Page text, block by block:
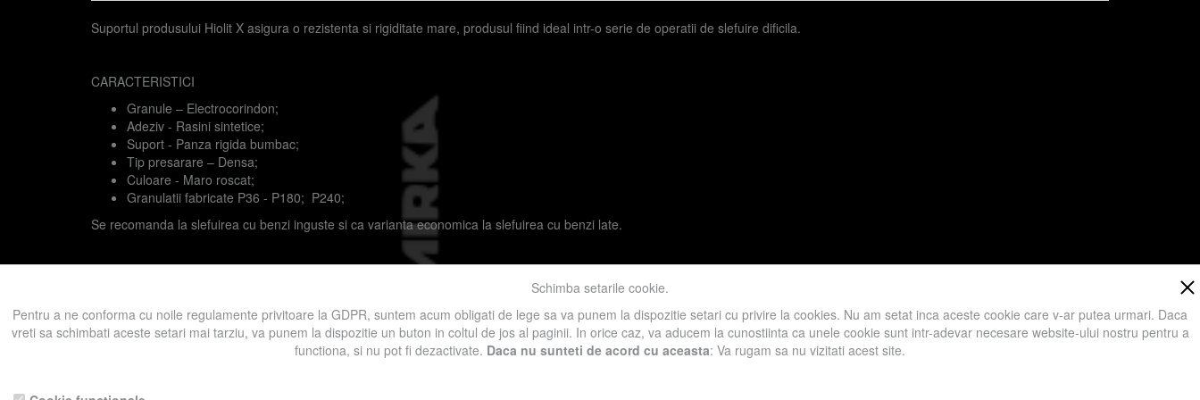
Suportul produsului Hiolit X asigura o rezistenta si rigiditate mare, produsul fiind ideal intr-o serie de operatii de slefuire dificila.
CARACTERISTICI
Granule – Electrocorindon;
Adeziv - Rasini sintetice;
Suport - Panza rigida bumbac;
Tip presarare – Densa;
Culoare - Maro roscat;
Granulatii fabricate P36 - P180; P240;
Se recomanda la slefuirea cu benzi inguste si ca varianta economica la slefuirea cu benzi late.
Prezent in categoriile: Benzi late Pânză Lemn Constructii Bricolaj
Schimba setarile cookie.
Pentru a ne conforma cu noile regulamente privitoare la GDPR, suntem acum obligati de lege sa va punem la dispozitie setari cu privire la cookies. Nu am setat inca aceste cookie care v-ar putea urmari. Daca
vreti sa schimbati aceste setari mai tarziu, va punem la dispozitie un buton in coltul de jos al paginii. In orice caz, va aducem la cunostiinta ca unele cookie sunt intr-adevar necesare website-ului nostru pentru a
functiona, si nu pot fi dezactivate. Daca nu sunteti de acord cu aceasta: Va rugam sa nu vizitati acest site.